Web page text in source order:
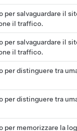
per salvaguardare il
il traffico.
per salvaguardare il
il traffico.
per distinguere tra
per distinguere tra
per memorizzare la